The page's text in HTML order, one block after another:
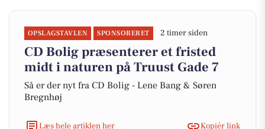
OPSLAGSTAVLEN SPONSORERET 2 timer siden
CD Bolig præsenterer et fristed
midt i naturen på Truust Gade 7
Så er der nyt fra CD Bolig - Lene Bang & Søren
Bregnhøj
Læs hele artiklen her Kopiér link